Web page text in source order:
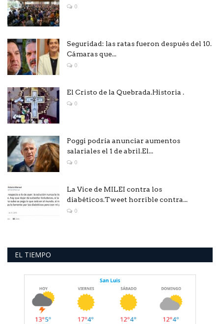
0
Seguridad: las ratas fueron después del 10.
Cámaras que...
0
El Cristo de la Quebrada.Historia .
0
Poggi podría anunciar aumentos
salariales el 1 de abril.El...
0
La Vice de MILEI contra los
diabéticos.Tweet horrible contra...
0
EL TIEMPO